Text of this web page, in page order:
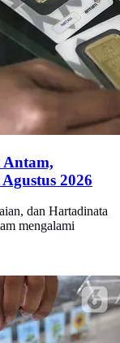
Antam,
2026
dan Hartadinata
mengalami